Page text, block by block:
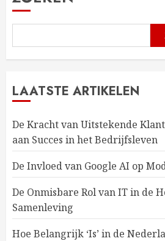
LAATSTE ARTIKELEN
De Kracht van Uitstekende
aan Succes in het Bedrijfsleven
De Invloed van Google AI op
De Onmisbare Rol van IT in de
Samenleving
Hoe Belangrijk ‘Is’ in de